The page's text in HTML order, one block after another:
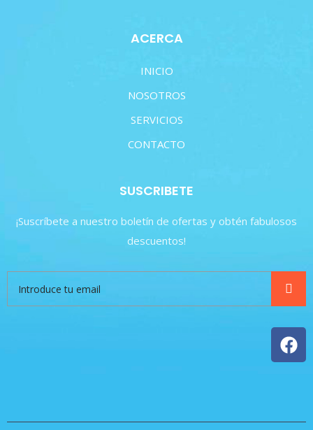
ACERCA
INICIO
NOSOTROS
SERVICIOS
CONTACTO
SUSCRIBETE
¡Suscríbete a nuestro boletín de ofertas y obtén fabulosos
descuentos!